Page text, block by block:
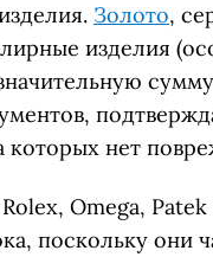
Золото,
изделия
которых нет
Omega,
поскольку они